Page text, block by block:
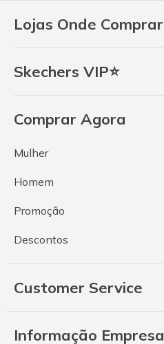
Lojas Onde Comprar
Skechers VIP⭐
Comprar Agora
Mulher
Homem
Promoção
Descontos
Customer Service
Informação Empresa